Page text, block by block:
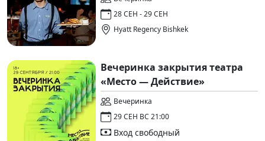
28 СЕН - 29 СЕН
Hyatt Regency Bishkek
Вечеринка закрытия театра
«Место — Действие»
Вечеринка
29 СЕН ВС 21:00
Вход свободный